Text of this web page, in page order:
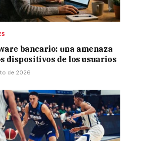
bancario: una amenaza
dispositivos de los usuarios
de 2026